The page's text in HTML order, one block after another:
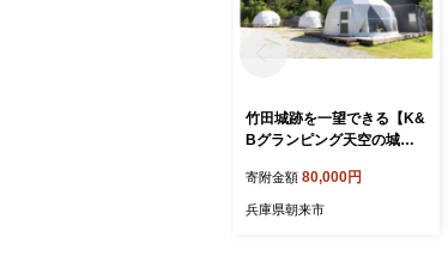
竹田城跡を一望できる【K&
Bグランピング天空の城】
寄附金額 80,000円
兵庫県朝来市